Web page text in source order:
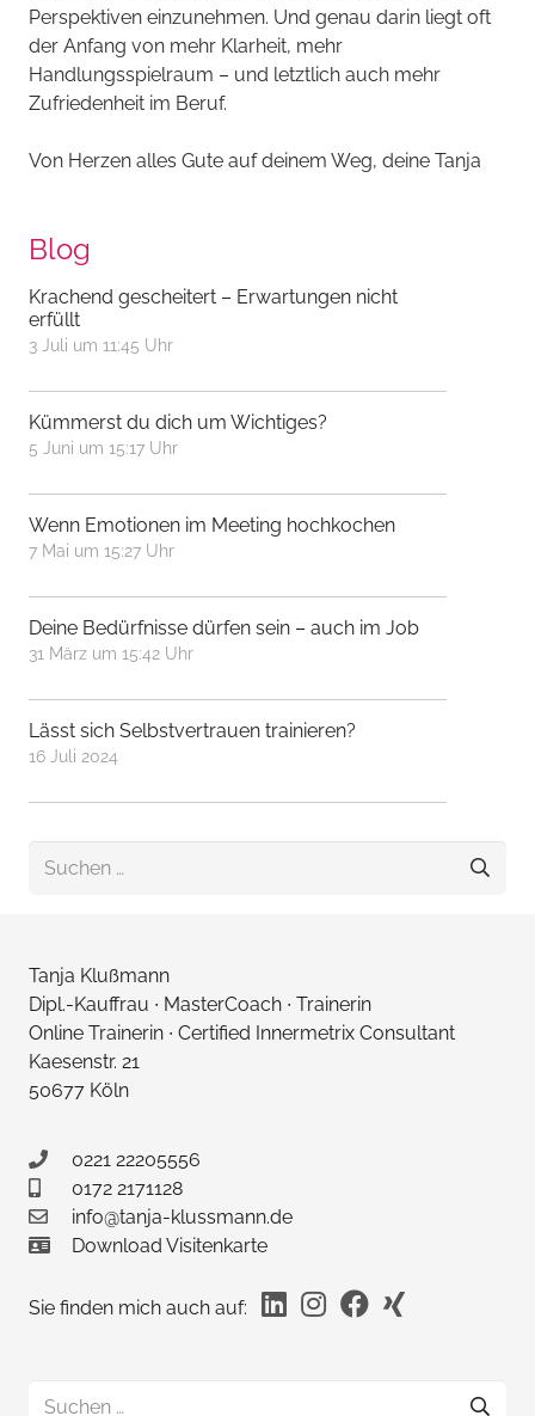
Perspektiven einzunehmen. Und genau darin liegt oft
der Anfang von mehr Klarheit, mehr
Handlungsspielraum – und letztlich auch mehr
Zufriedenheit im Beruf.
Von Herzen alles Gute auf deinem Weg, deine Tanja
Blog
Krachend gescheitert – Erwartungen nicht
erfüllt
3 Juli um 11:45 Uhr
Kümmerst du dich um Wichtiges?
5 Juni um 15:17 Uhr
Wenn Emotionen im Meeting hochkochen
7 Mai um 15:27 Uhr
Deine Bedürfnisse dürfen sein – auch im Job
31 März um 15:42 Uhr
Lässt sich Selbstvertrauen trainieren?
16 Juli 2024
nach:
Tanja Klußmann
Dipl.-Kauffrau ∙ MasterCoach ∙ Trainerin
Online Trainerin ∙ Certified Innermetrix Consultant
Kaesenstr. 21
50677 Köln
0221 22205556
0172 2171128
info@tanja-klussmann.de
Download Visitenkarte
Sie finden mich auch auf: